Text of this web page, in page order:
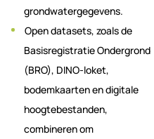
grondwatergegevens.
Open datasets, zoals de
Basisregistratie Ondergrond
(BRO), DINO-loket,
bodemkaarten en digitale
hoogtebestanden,
combineren om